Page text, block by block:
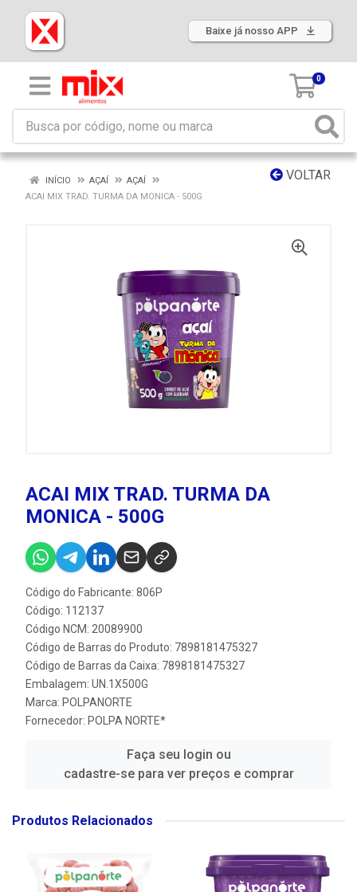
Baixe já nosso APP
0
VOLTAR
INÍCIO AÇAÍ
AÇAÍ
ACAI MIX TRAD. TURMA DA MONICA - 500G
ACAI MIX TRAD. TURMA DA
MONICA - 500G
Código do Fabricante: 806P
Código: 112137
Código NCM: 20089900
Código de Barras do Produto: 7898181475327
Código de Barras da Caixa: 7898181475327
Embalagem: UN.1X500G
Marca: POLPANORTE
Fornecedor: POLPA NORTE*
Faça seu login ou
cadastre-se para ver preços e comprar
Produtos Relacionados